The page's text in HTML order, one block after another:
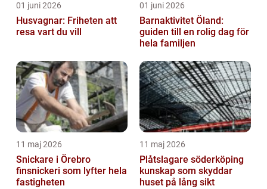
01 juni 2026
Husvagnar: Friheten att
resa vart du vill
01 juni 2026
Barnaktivitet Öland:
guiden till en rolig dag för
hela familjen
11 maj 2026
Snickare i Örebro
finsnickeri som lyfter hela
fastigheten
11 maj 2026
Plåtslagare söderköping
kunskap som skyddar
huset på lång sikt